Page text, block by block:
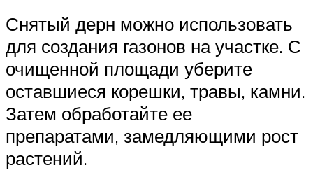
Снятый дерн можно использовать
для создания газонов на участке. С
очищенной площади уберите
оставшиеся корешки, травы, камни.
Затем обработайте ее
препаратами, замедляющими рост
растений.